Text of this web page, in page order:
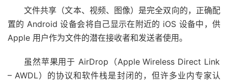
文件共享（文本、视频、图像）是完全双向的，正确配
置的 Android 设备会将自己显示在附近的 iOS 设备中，供
Apple 用户作为文件的潜在接收者和发送者使用。
虽然苹果用于 AirDrop（Apple Wireless Direct Link
– AWDL）的协议和软件栈是封闭的，但许多业内专家认